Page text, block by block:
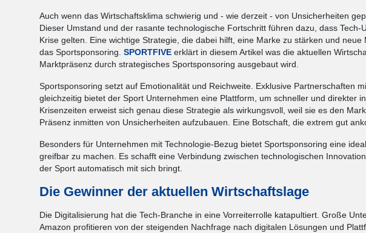
Auch wenn das Wirtschaftsklima schwierig und - wie derzeit - von Unsicherheiten
Dieser Umstand und der rasante technologische Fortschritt führen dazu, dass
Krise gelten. Eine wichtige Strategie, die dabei hilft, eine Marke zu stärken und
das Sportsponsoring. SPORTFIVE erklärt in diesem Artikel was die aktuellen
Marktpräsenz durch strategisches Sportsponsoring ausgebaut wird.
Sportsponsoring setzt auf Emotionalität und Reichweite. Exklusive Partnerschaften
gleichzeitig bietet der Sport Unternehmen eine Plattform, um schneller und direkter
Krisenzeiten erweist sich genau diese Strategie als wirkungsvoll, weil sie es den
Präsenz inmitten von Unsicherheiten aufzubauen. Eine Botschaft, die extrem gut
Besonders für Unternehmen mit Technologie-Bezug bietet Sportsponsoring eine
greifbar zu machen. Es schafft eine Verbindung zwischen technologischen
der Sport automatisch mit sich bringt.
Die Gewinner der aktuellen Wirtschaftslage
Die Digitalisierung hat die Tech-Branche in eine Vorreiterrolle katapultiert. Große
Amazon profitieren von der steigenden Nachfrage nach digitalen Lösungen und